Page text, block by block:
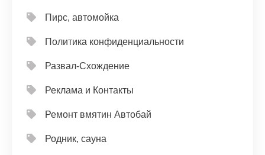
Пирс, автомойка
Политика конфиденциальности
Развал-Схождение
Реклама и Контакты
Ремонт вмятин Автобай
Родник, сауна